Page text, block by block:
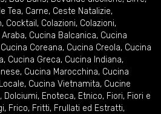
Tea, Carne, Ceste Natalizie,
, Cocktail , Colazioni, Colazioni,
, Cucina Balcanica, Cucina
Cucina Coreana, Cucina Creola, Cucina
, Cucina Greca, Cucina Indiana,
, Cucina Marocchina, Cucina
, Cucina Vietnamita, Cucine
, Dolciumi, Enoteca, Etnico, Fiori, Fiori e
, Frico, Fritti, Frullati ed Estratti,